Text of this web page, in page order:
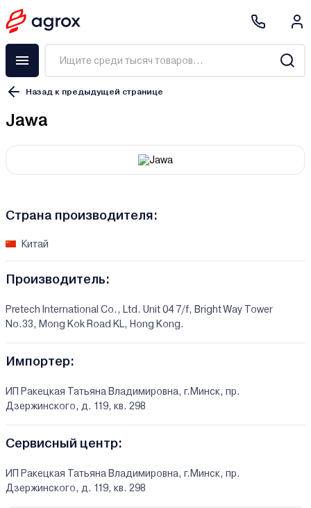
Назад к предыдущей странице
Jawa
Страна производителя:
Китай
Производитель:
Pretech International Co., Ltd. Unit 04 7/f, Bright Way Tower
No.33, Mong Kok Road KL, Hong Kong.
Импортер:
ИП Ракецкая Татьяна Владимировна, г.Минск, пр.
Дзержинского, д. 119, кв. 298
Сервисный центр:
ИП Ракецкая Татьяна Владимировна, г.Минск, пр.
Дзержинского, д. 119, кв. 298